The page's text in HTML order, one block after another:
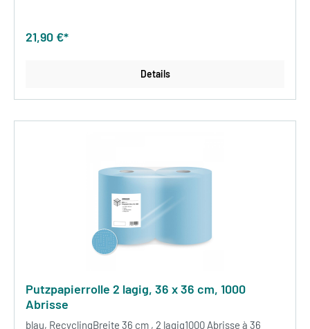
21,90 €*
Details
Putzpapierrolle 2 lagig, 36 x 36 cm, 1000
Abrisse
blau, RecyclingBreite 36 cm , 2 lagig1000 Abrisse à 36